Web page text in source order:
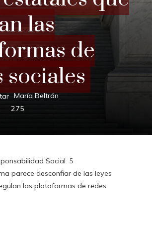
las
de
sociales
María Beltrán
275
Social
parece desconfiar de las leyes
las plataformas de redes